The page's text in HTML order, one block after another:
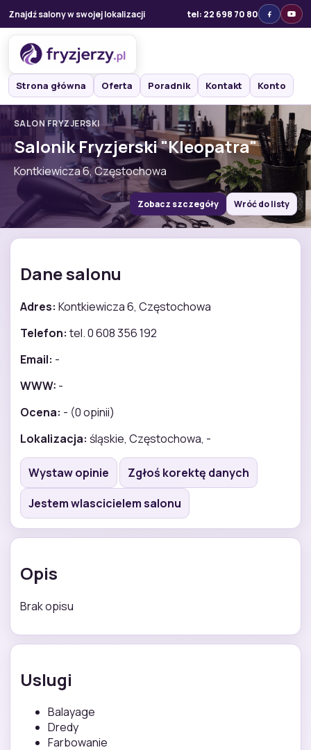
Znajdź salony w swojej lokalizacji tel: 22 698 70 80
Strona główna Oferta Poradnik Kontakt Konto
SALON FRYZJERSKI
Salonik Fryzjerski "Kleopatra"
Kontkiewicza 6, Częstochowa
Zobacz szczegóły Wróć do listy
Dane salonu
Adres: Kontkiewicza 6, Częstochowa
Telefon: tel. 0 608 356 192
Email: -
WWW: -
Ocena: - (0 opinii)
Lokalizacja: śląskie, Częstochowa, -
Wystaw opinie
Zgłoś korektę danych
Jestem wlascicielem salonu
Opis
Brak opisu
Uslugi
Balayage
Dredy
Farbowanie